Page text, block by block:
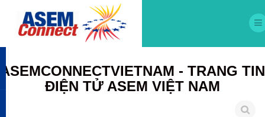
ASEMCONNECTVIETNAM - TRANG TIN
ĐIỆN TỬ ASEM VIỆT NAM